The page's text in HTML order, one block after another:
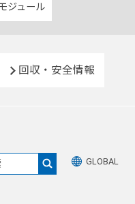
ジュール
回収・安全情報
GLOBAL